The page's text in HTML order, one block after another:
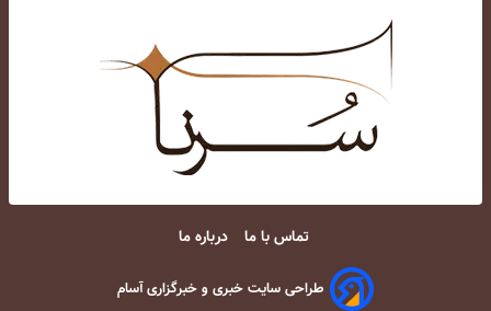
تماس با ما درباره ما
طراحی سایت خبری و خبرگزاری آسام